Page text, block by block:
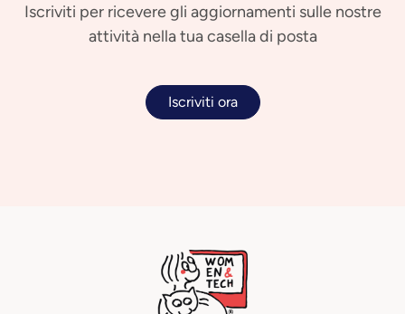
Iscriviti per ricevere gli aggiornamenti sulle nostre
attività nella tua casella di posta
Iscriviti ora